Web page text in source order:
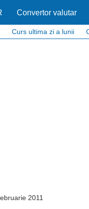
Convertor valutar
Curs ultima zi a lunii
2011